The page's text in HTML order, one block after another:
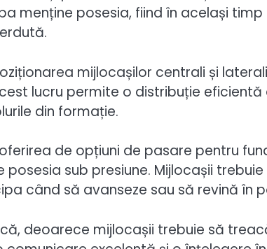
menține posesia, fiind în același
mijlocașilor centrali și
lucru permite o distribuție
din formație.
de opțiuni de pasare pentru
sub presiune. Mijlocașii
când să avanseze sau să revină în
deoarece mijlocașii trebuie să